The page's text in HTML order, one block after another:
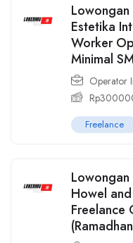
Estetika
Worker
Minimal
Operator
Rp
Freelance
Lowongan
Howel
Freelance